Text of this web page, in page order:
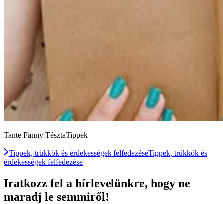
Tante Fanny TésztaTippek
Tippek, trükkök és érdekességek felfedezéseTippek, trükkök és
érdekességek felfedezése
Iratkozz fel a hírlevelünkre, hogy ne
maradj le semmiről!